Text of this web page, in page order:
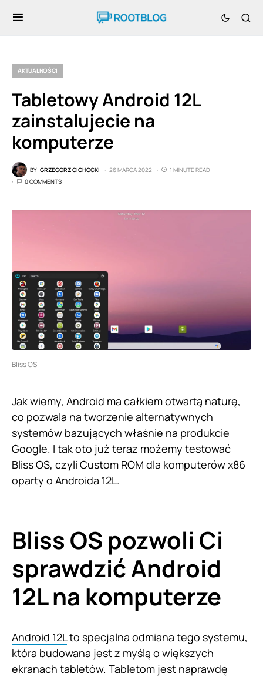
AKTUALNOŚCI
Tabletowy Android 12L
zainstalujecie na
komputerze
BY GRZEGORZ CICHOCKI 26 MARCA 2022
1 MINUTE READ
0 COMMENTS
Bliss OS
Jak wiemy, Android ma całkiem otwartą naturę,
co pozwala na tworzenie alternatywnych
systemów bazujących właśnie na produkcie
Google. I tak oto już teraz możemy testować
Bliss OS, czyli Custom ROM dla komputerów x86
oparty o Androida 12L.
Bliss OS pozwoli Ci
sprawdzić Android
12L na komputerze
Android 12Lto specjalna odmiana tego systemu,
która budowana jest z myślą o większych
ekranach tabletów. Tabletom jest naprawdę